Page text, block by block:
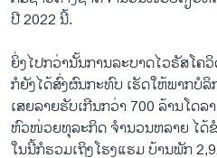
ປີ 2022 ນີ້.
ຍິ່ງ​ໄປ​ກວ່າ​ນັ້ນ​ການ​ລະ​ບາດ​ໄ​ວ​ຣັ​ສ​ໂຄ
ກໍຍັງ​ໄດ້​ສົ່ງ​ຜົນ​ກະ​ທົບ​ ເຮັດ​ໃຫ້​ພາກບໍ​
ເສຍ​ລາຍ​ຮັບ​ເກີນກວ່າ 700 ລ້​ານ​ໂດ​
ຫົວ​ໜ່ວຍທຸ​ລະ​ກິດ ຈຳ​ນວນ​ຫລາຍ ໄດ້​
ໃນ​ນີ້​ກໍ​ຮວມ​ເຖິງ​ໂຮງ​ແຮມ ບ້ານ​ພັກ